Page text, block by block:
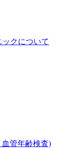
クについて
管年齢検査)